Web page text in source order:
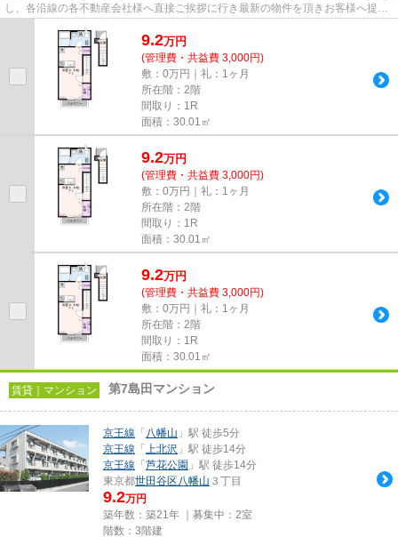
し、各沿線の各不動産会社様へ直接ご挨拶に行き最新の物件を頂きお客様へ提供
9.2万円
(管理費・共益費 3,000円)
敷：0万円｜礼：1ヶ月
所在階：2階
間取り：1R
面積：30.01㎡
9.2万円
(管理費・共益費 3,000円)
敷：0万円｜礼：1ヶ月
所在階：2階
間取り：1R
面積：30.01㎡
9.2万円
(管理費・共益費 3,000円)
敷：0万円｜礼：1ヶ月
所在階：2階
間取り：1R
面積：30.01㎡
賃貸｜マンション 第7島田マンション
京王線 「 八幡山 」駅 徒歩5分
京王線 「 上北沢 」駅 徒歩14分
京王線 「 芦花公園 」駅 徒歩14分
東京都世田谷区八幡山 ３丁目
9.2万円
築年数：築21年 ｜募集中： 2室
階数：3階建